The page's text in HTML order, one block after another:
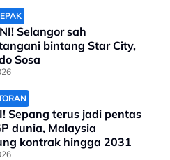
Selangor sah
bintang Star City,
Sosa
Sepang terus jadi pentas
dunia, Malaysia
kontrak hingga 2031